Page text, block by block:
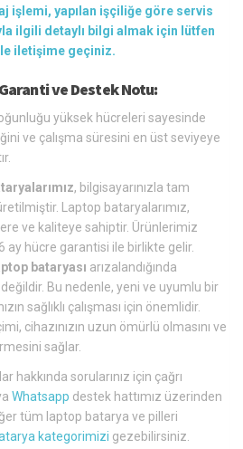
işlemi, yapılan işçiliğe göre servis
ilgili detaylı bilgi almak için lütfen
iletişime geçiniz.
ve Destek Notu:
yüksek hücreleri sayesinde
ve çalışma süresini en üst seviyeye
, bilgisayarınızla tam
Laptop bataryalarımız,
ve kaliteye sahiptir. Ürünlerimiz
ay hücre garantisi ile birlikte gelir.
bataryası arızalandığında
Bu nedenle, yeni ve uyumlu bir
sağlıklı çalışması için önemlidir.
cihazınızın uzun ömürlü olmasını ve
sağlar.
hakkında sorularınız için çağrı
Whatsapp destek hattımız üzerinden
tüm laptop batarya ve pilleri
kategorimizi gezebilirsiniz.